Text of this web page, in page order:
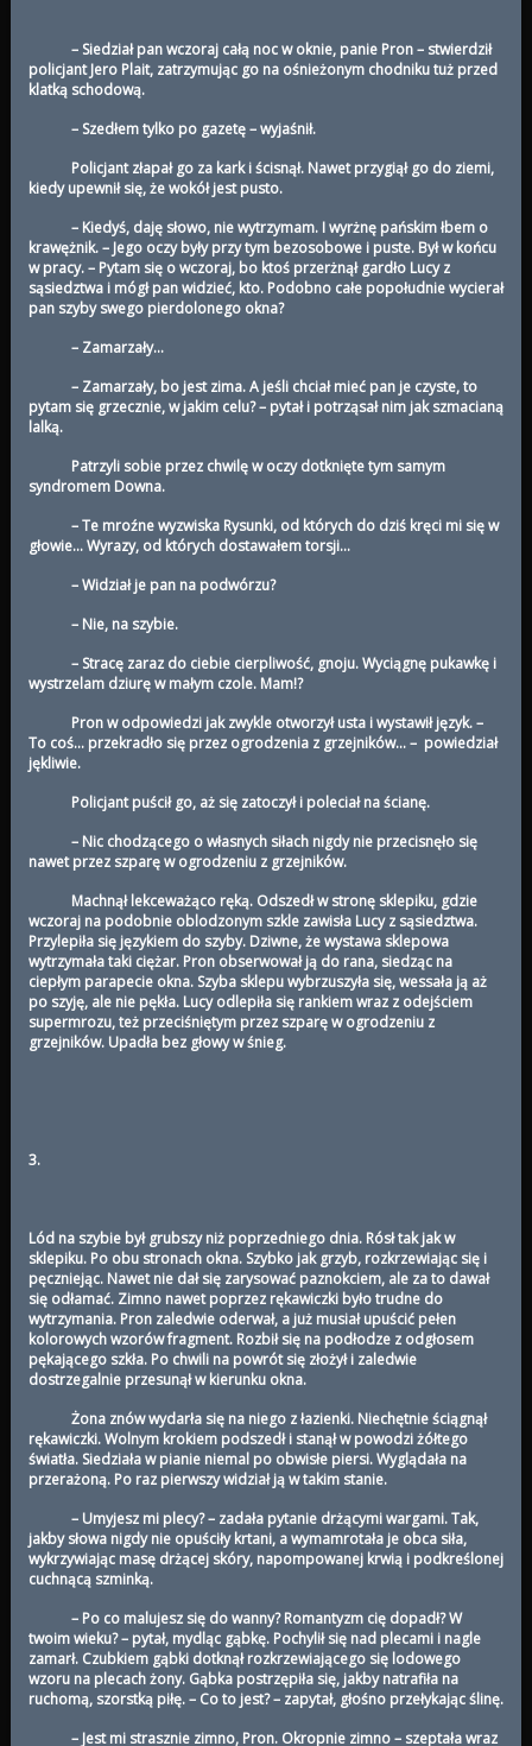
– Siedział pan wczoraj całą noc w oknie, panie Pron – stwierdził
policjant Jero Plait, zatrzymując go na ośnieżonym chodniku tuż przed
klatką schodową.
– Szedłem tylko po gazetę – wyjaśnił.
Policjant złapał go za kark i ścisnął. Nawet przygiął go do ziemi,
kiedy upewnił się, że wokół jest pusto.
– Kiedyś, daję słowo, nie wytrzymam. I wyrżnę pańskim łbem o
krawężnik. – Jego oczy były przy tym bezosobowe i puste. Był w końcu
w pracy. – Pytam się o wczoraj, bo ktoś przerżnął gardło Lucy z
sąsiedztwa i mógł pan widzieć, kto. Podobno całe popołudnie wycierał
pan szyby swego pierdolonego okna?
– Zamarzały…
– Zamarzały, bo jest zima. A jeśli chciał mieć pan je czyste, to
pytam się grzecznie, w jakim celu? – pytał i potrząsał nim jak szmacianą
lalką.
Patrzyli sobie przez chwilę w oczy dotknięte tym samym
syndromem Downa.
– Te mroźne wyzwiska Rysunki, od których do dziś kręci mi się w
głowie… Wyrazy, od których dostawałem torsji…
– Widział je pan na podwórzu?
– Nie, na szybie.
– Stracę zaraz do ciebie cierpliwość, gnoju. Wyciągnę pukawkę i
wystrzelam dziurę w małym czole. Mam!?
Pron w odpowiedzi jak zwykle otworzył usta i wystawił język. –
To coś… przekradło się przez ogrodzenia z grzejników… – powiedział
jękliwie.
Policjant puścił go, aż się zatoczył i poleciał na ścianę.
– Nic chodzącego o własnych siłach nigdy nie przecisnęło się
nawet przez szparę w ogrodzeniu z grzejników.
Machnął lekceważąco ręką. Odszedł w stronę sklepiku, gdzie
wczoraj na podobnie oblodzonym szkle zawisła Lucy z sąsiedztwa.
Przylepiła się językiem do szyby. Dziwne, że wystawa sklepowa
wytrzymała taki ciężar. Pron obserwował ją do rana, siedząc na
ciepłym parapecie okna. Szyba sklepu wybrzuszyła się, wessała ją aż
po szyję, ale nie pękła. Lucy odlepiła się rankiem wraz z odejściem
supermrozu, też przeciśniętym przez szparę w ogrodzeniu z
grzejników. Upadła bez głowy w śnieg.
3.
Lód na szybie był grubszy niż poprzedniego dnia. Rósł tak jak w
sklepiku. Po obu stronach okna. Szybko jak grzyb, rozkrzewiając się i
pęczniejąc. Nawet nie dał się zarysować paznokciem, ale za to dawał
się odłamać. Zimno nawet poprzez rękawiczki było trudne do
wytrzymania. Pron zaledwie oderwał, a już musiał upuścić pełen
kolorowych wzorów fragment. Rozbił się na podłodze z odgłosem
pękającego szkła. Po chwili na powrót się złożył i zaledwie
dostrzegalnie przesunął w kierunku okna.
Żona znów wydarła się na niego z łazienki. Niechętnie ściągnął
rękawiczki. Wolnym krokiem podszedł i stanął w powodzi żółtego
światła. Siedziała w pianie niemal po obwisłe piersi. Wyglądała na
przerażoną. Po raz pierwszy widział ją w takim stanie.
– Umyjesz mi plecy? – zadała pytanie drżącymi wargami. Tak,
jakby słowa nigdy nie opuściły krtani, a wymamrotała je obca siła,
wykrzywiając masę drżącej skóry, napompowanej krwią i podkreślonej
cuchnącą szminką.
– Po co malujesz się do wanny? Romantyzm cię dopadł? W
twoim wieku? – pytał, mydląc gąbkę. Pochylił się nad plecami i nagle
zamarł. Czubkiem gąbki dotknął rozkrzewiającego się lodowego
wzoru na plecach żony. Gąbka postrzępiła się, jakby natrafiła na
ruchomą, szorstką piłę. – Co to jest? – zapytał, głośno przełykając ślinę.
– Jest mi strasznie zimno, Pron. Okropnie zimno – szeptała wraz